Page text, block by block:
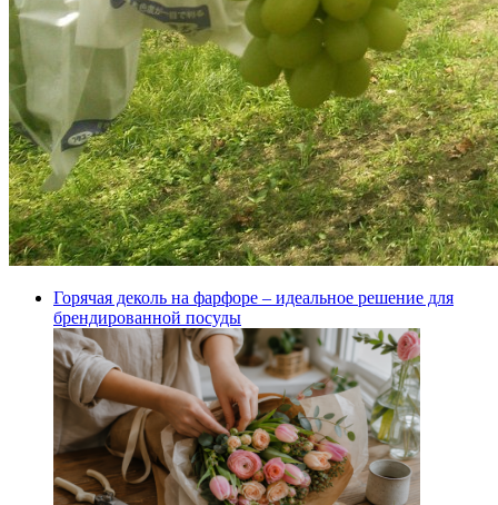
Горячая деколь на фарфоре – идеальное решение для
брендированной посуды